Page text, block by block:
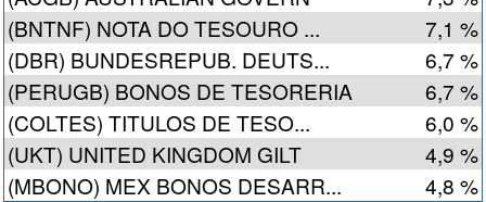
(BNTNF) NOTA DO TESOURO ...
7,1 %
(DBR) BUNDESREPUB. DEUTS...
6,7 %
(PERUGB) BONOS DE TESORERIA
6,7 %
(COLTES) TITULOS DE TESO...
6,0 %
(UKT) UNITED KINGDOM GILT
4,9 %
(MBONO) MEX BONOS DESARR...
4,8 %